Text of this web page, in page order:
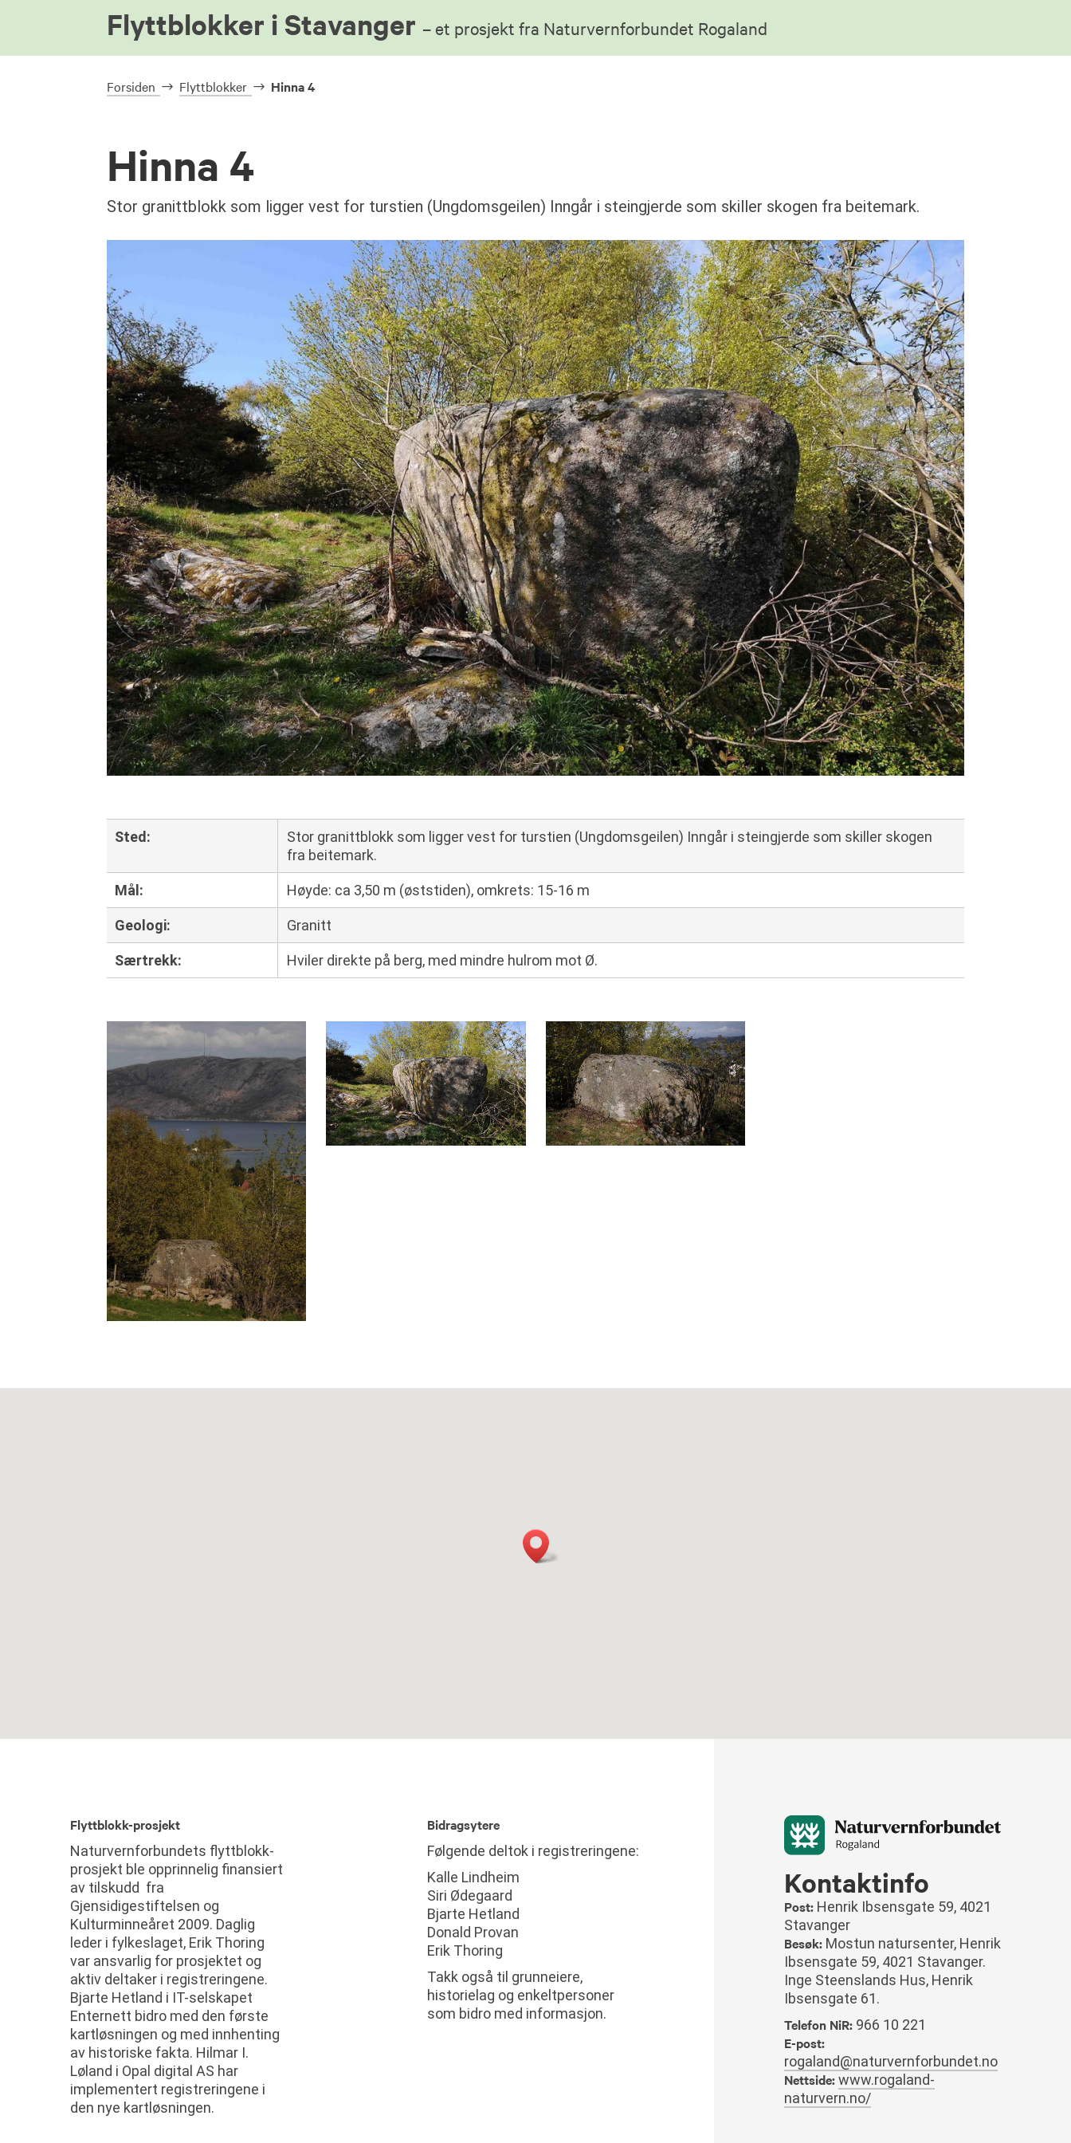
Flyttblokker i Stavanger – et prosjekt fra Naturvernforbundet Rogaland
Forsiden Flyttblokker Hinna 4
Hinna 4
Stor granittblokk som ligger vest for turstien (Ungdomsgeilen) Inngår i steingjerde som skiller skogen fra beitemark.
Sted :
Stor granittblokk som ligger vest for turstien (Ungdomsgeilen) Inngår i steingjerde som skiller skogen
fra beitemark.
Mål : Høyde: ca 3,50 m (øststiden), omkrets: 15-16 m
Geologi: Granitt
Særtrekk: Hviler direkte på berg, med mindre hulrom mot Ø.
Flyttblokk-prosjekt
Naturvernforbundets flyttblokk-
prosjekt ble opprinnelig finansiert
av tilskudd fra
Gjensidigestiftelsen og
Kulturminneåret 2009. Daglig
leder i fylkeslaget, Erik Thoring
var ansvarlig for prosjektet og
aktiv deltaker i registreringene.
Bjarte Hetland i IT-selskapet
Enternett bidro med den første
kartløsningen og med innhenting
av historiske fakta. Hilmar I.
Løland i Opal digital AS har
implementert registreringene i
den nye kartløsningen.
Bidragsytere
Følgende deltok i registreringene:
Kalle Lindheim
Siri Ødegaard
Bjarte Hetland
Donald Provan
Erik Thoring
Takk også til grunneiere,
historielag og enkeltpersoner
som bidro med informasjon.
Kontaktinfo
Post: Henrik Ibsensgate 59, 4021
Stavanger
Besøk:Mostun natursenter, Henrik
Ibsensgate 59, 4021 Stavanger.
Inge Steenslands Hus, Henrik
Ibsensgate 61.
Telefon NiR:966 10 221
E-post:
rogaland@naturvernforbundet.no
Nettside:www.rogaland-
naturvern.no/